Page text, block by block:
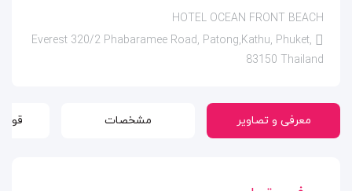
HOTEL OCEAN FRONT BEACH
Everest 320/2 Phabaramee Road, Patong,Kathu, Phuket,
83150 Thailand
معرفی و تصاویر مشخصات